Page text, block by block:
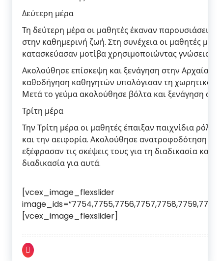
Δεύτερη μέρα
Τη δεύτερη μέρα οι μαθητές έκαναν παρουσιάσεις
στην καθημερινή ζωή. Στη συνέχεια οι μαθητές με
κατασκεύασαν μοτίβα χρησιμοποιώντας γνώσεις
Ακολούθησε επίσκεψη και ξενάγηση στην Αρχαία
καθοδήγηση καθηγητών υπολόγισαν τη
Μετά το γεύμα ακολούθησε βόλτα και ξενάγηση
Τρίτη μέρα
Την Τρίτη μέρα οι μαθητές έπαιξαν παιχνίδια
και την αειφορία. Ακολούθησε ανατροφοδότηση
εξέφρασαν τις σκέψεις τους για τη διαδικασία
διαδικασία για αυτά.
[vcex_image_flexslider
[vcex_image_flexslider]